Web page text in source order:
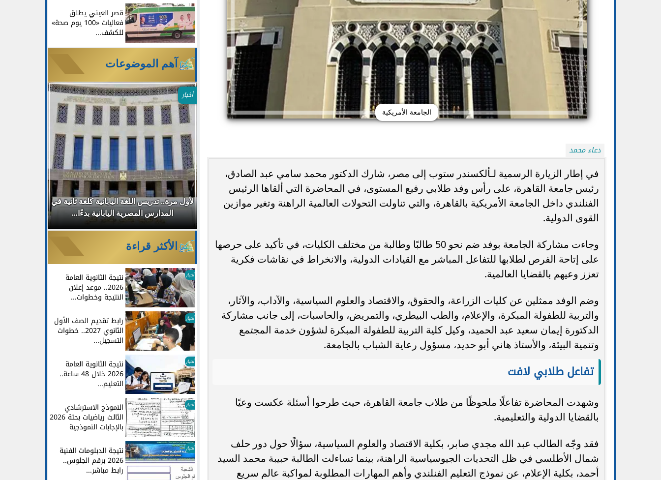
الجامعة الأمريكية
دعاء محمد
في إطار الزيارة الرسمية لـألكسندر ستوب إلى مصر، شارك الدكتور محمد سامي عبد الصادق،
رئيس جامعة القاهرة، على رأس وفد طلابي رفيع المستوى، في المحاضرة التي ألقاها الرئيس
الفنلندي داخل الجامعة الأمريكية بالقاهرة، والتي تناولت التحولات العالمية الراهنة وتغير موازين
القوى الدولية.
وجاءت مشاركة الجامعة بوفد ضم نحو 50 طالبًا وطالبة من مختلف الكليات، في تأكيد على حرصها
على إتاحة الفرص لطلابها للتفاعل المباشر مع القيادات الدولية، والانخراط في نقاشات فكرية
تعزز وعيهم بالقضايا العالمية.
وضم الوفد ممثلين عن كليات الزراعة، والحقوق، والاقتصاد والعلوم السياسية، والآداب، والآثار،
والتربية للطفولة المبكرة، والإعلام، والطب البيطري، والتمريض، والحاسبات، إلى جانب مشاركة
الدكتورة إيمان سعيد عبد الحميد، وكيل كلية التربية للطفولة المبكرة لشؤون خدمة المجتمع
وتنمية البيئة، والأستاذ هاني أبو حديد، مسؤول رعاية الشباب بالجامعة.
تفاعل طلابي لافت
وشهدت المحاضرة تفاعلًا ملحوظًا من طلاب جامعة القاهرة، حيث طرحوا أسئلة عكست وعيًا
بالقضايا الدولية والتعليمية.
فقد وجّه الطالب عبد الله مجدي صابر، بكلية الاقتصاد والعلوم السياسية، سؤالًا حول دور حلف
شمال الأطلسي في ظل التحديات الجيوسياسية الراهنة، بينما تساءلت الطالبة حبيبة محمد السيد
أحمد، بكلية الإعلام، عن نموذج التعليم الفنلندي وأهم المهارات المطلوبة لمواكبة عالم سريع
قصر العيني يطلق
فعاليات «100 يوم صحة»
للكشف...
آهم الموضوعات
تنسيق الجامعات 2026.. التعليم تتيح تعديل
الرغبات أكثر من مرة حتى الأحد...
تظلمات الثانوية العامة 2026.. التعليم تحدد
الضوابط والموعد النهائي وخطوات تقديم
جامعة دمنهور تكشف تفاصيل كلية الطب
أخبار
لأول مرة.. تدريس اللغة اليابانية كلغة ثانية في
المدارس المصرية اليابانية بدءًا...
الأكثر قراءة
أخبار نتيجة الثانوية العامة
2026.. موعد إعلان
النتيجة وخطوات...
أخبار رابط تقديم الصف الأول
الثانوي 2027.. خطوات
التسجيل...
أخبار نتيجة الثانوية العامة
2026 خلال 48 ساعة..
التعليم...
أخبار النموذج الاسترشادي
الثالث رياضيات بحتة 2026
بالإجابات النموذجية
أخبار نتيجة الدبلومات الفنية
2026 برقم الجلوس..
رابط مباشر...